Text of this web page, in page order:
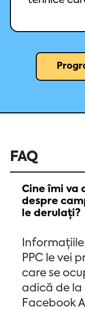
FAQ
Cine îmi va
despre
le derulați?
PPC le vei
care se
adică de la
Facebook